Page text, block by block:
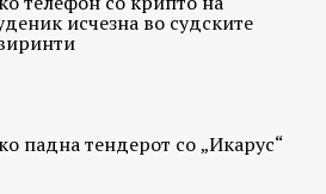
исчезна во судските
падна тендерот со „Икарус“